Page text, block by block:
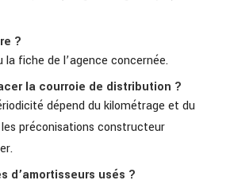
?
fiche de l’agence concernée.
la courroie de distribution ?
dépend du kilométrage et du
préconisations constructeur
d’amortisseurs usés ?